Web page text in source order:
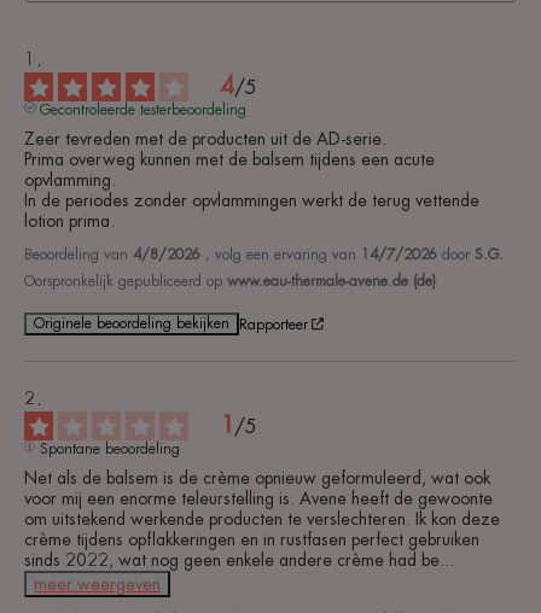
4/5
Gecontroleerde testerbeoordeling
Zeer tevreden met de producten uit de AD-serie.
Prima overweg kunnen met de balsem tijdens een acute
opvlamming.
In de periodes zonder opvlammingen werkt de terug vettende
lotion prima.
Beoordeling van 4/8/2026 , volg een ervaring van 14/7/2026 door S.G.
Oorspronkelijk gepubliceerd op www.eau-thermale-avene.de (de)
Originele beoordeling bekijken Rapporteer
1 /5
Spontane beoordeling
Net als de balsem is de crème opnieuw geformuleerd, wat ook
voor mij een enorme teleurstelling is. Avene heeft de gewoonte
om uitstekend werkende producten te verslechteren. Ik kon deze
crème tijdens opflakkeringen en in rustfasen perfect gebruiken
sinds 2022, wat nog geen enkele andere crème had be
meer weergeven